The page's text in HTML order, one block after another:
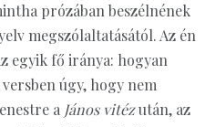
prózában beszélnének
megszólaltatásától. Az én
egyik fő iránya: hogyan
úgy, hogy nem
a János vitézután, az